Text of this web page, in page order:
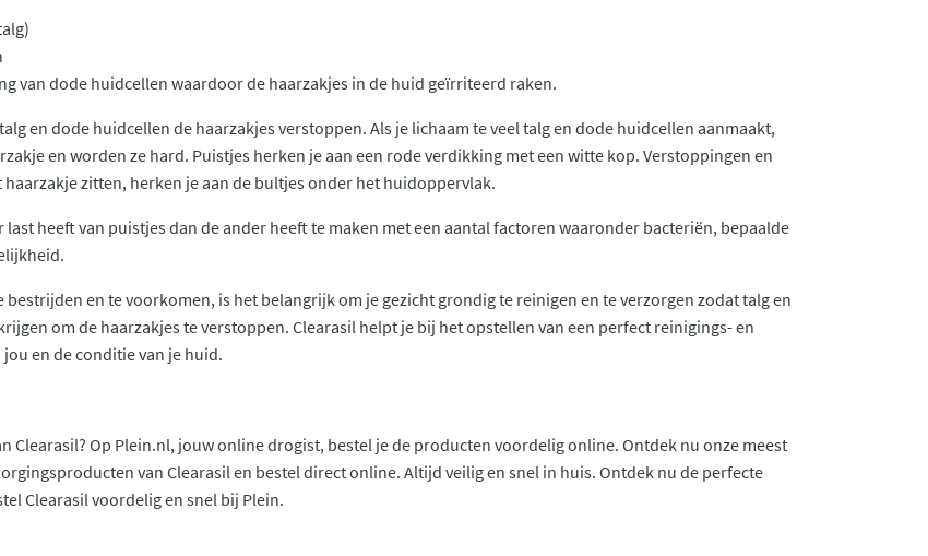
van dode huidcellen waardoor de haarzakjes in de huid geïrriteerd raken.
en dode huidcellen de haarzakjes verstoppen. Als je lichaam te veel talg en dode huidcellen aanmaakt,
en worden ze hard. Puistjes herken je aan een rode verdikking met een witte kop. Verstoppingen en
zitten, herken je aan de bultjes onder het huidoppervlak.
last heeft van puistjes dan de ander heeft te maken met een aantal factoren waaronder bacteriën, bepaalde
bestrijden en te voorkomen, is het belangrijk om je gezicht grondig te reinigen en te verzorgen zodat talg en
om de haarzakjes te verstoppen. Clearasil helpt je bij het opstellen van een perfect reinigings- en
en de conditie van je huid.
Clearasil? Op Plein.nl, jouw online drogist, bestel je de producten voordelig online. Ontdek nu onze meest
van Clearasil en bestel direct online. Altijd veilig en snel in huis. Ontdek nu de perfecte
Clearasil voordelig en snel bij Plein.